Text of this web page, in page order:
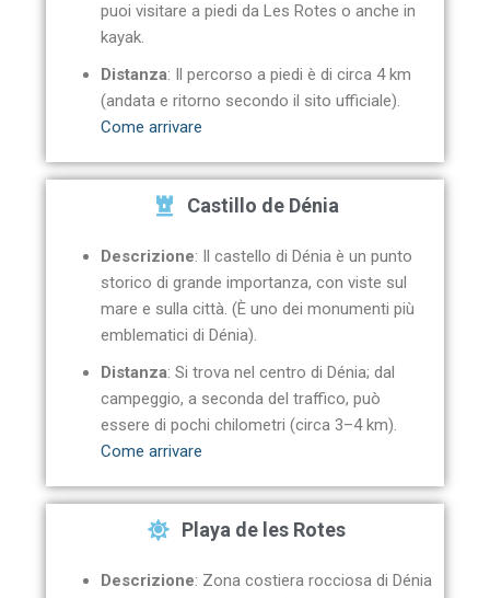
puoi visitare a piedi da Les Rotes o anche in
kayak.
Distanza: Il percorso a piedi è di circa 4 km
(andata e ritorno secondo il sito ufficiale).
Come arrivare
Castillo de Dénia
Descrizione: Il castello di Dénia è un punto
storico di grande importanza, con viste sul
mare e sulla città. (È uno dei monumenti più
emblematici di Dénia).
Distanza: Si trova nel centro di Dénia; dal
campeggio, a seconda del traffico, può
essere di pochi chilometri (circa 3–4 km).
Come arrivare
Playa de les Rotes
Descrizione: Zona costiera rocciosa di Dénia